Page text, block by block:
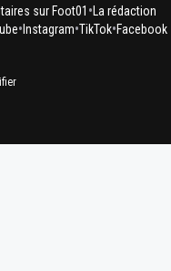
sur Foot01 • La rédaction
• Instagram•TikTok•Facebook